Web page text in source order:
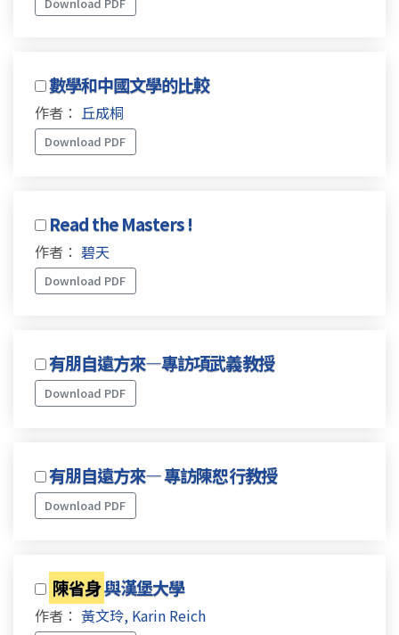
數學和中國文學的比較
作者： 丘成桐
Download PDF
Read the Masters !
作者： 碧天
Download PDF
有朋自遠方來—專訪項武義教授
Download PDF
有朋自遠方來— 專訪陳恕行教授
Download PDF
陳省身與漢堡大學
作者： 黃文玲, Karin Reich